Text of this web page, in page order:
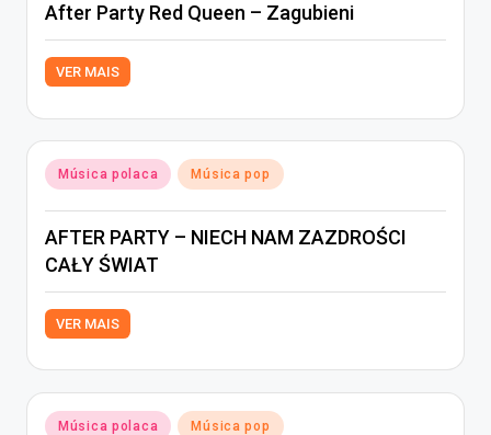
After Party Red Queen – Zagubieni
VER MAIS
Posted
in
Música polaca Música pop
AFTER PARTY – NIECH NAM ZAZDROŚCI
CAŁY ŚWIAT
VER MAIS
Posted
Música polaca Música pop